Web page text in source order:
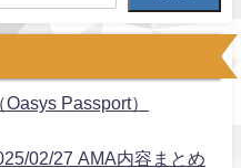
Passport）
02/27 AMA内容まとめ